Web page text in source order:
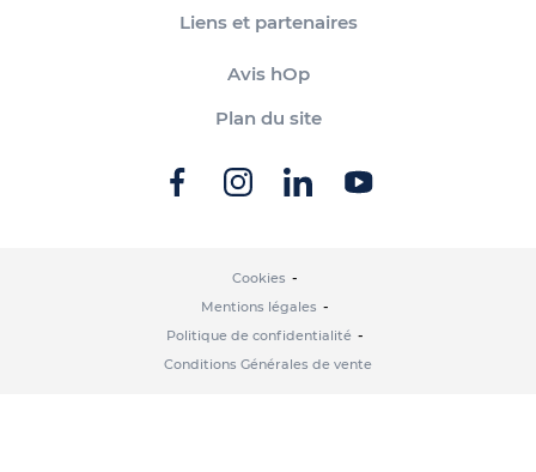
Liens et partenaires
Avis hOp
Plan du site
Cookies
Mentions légales
Politique de confidentialité
Conditions Générales de vente